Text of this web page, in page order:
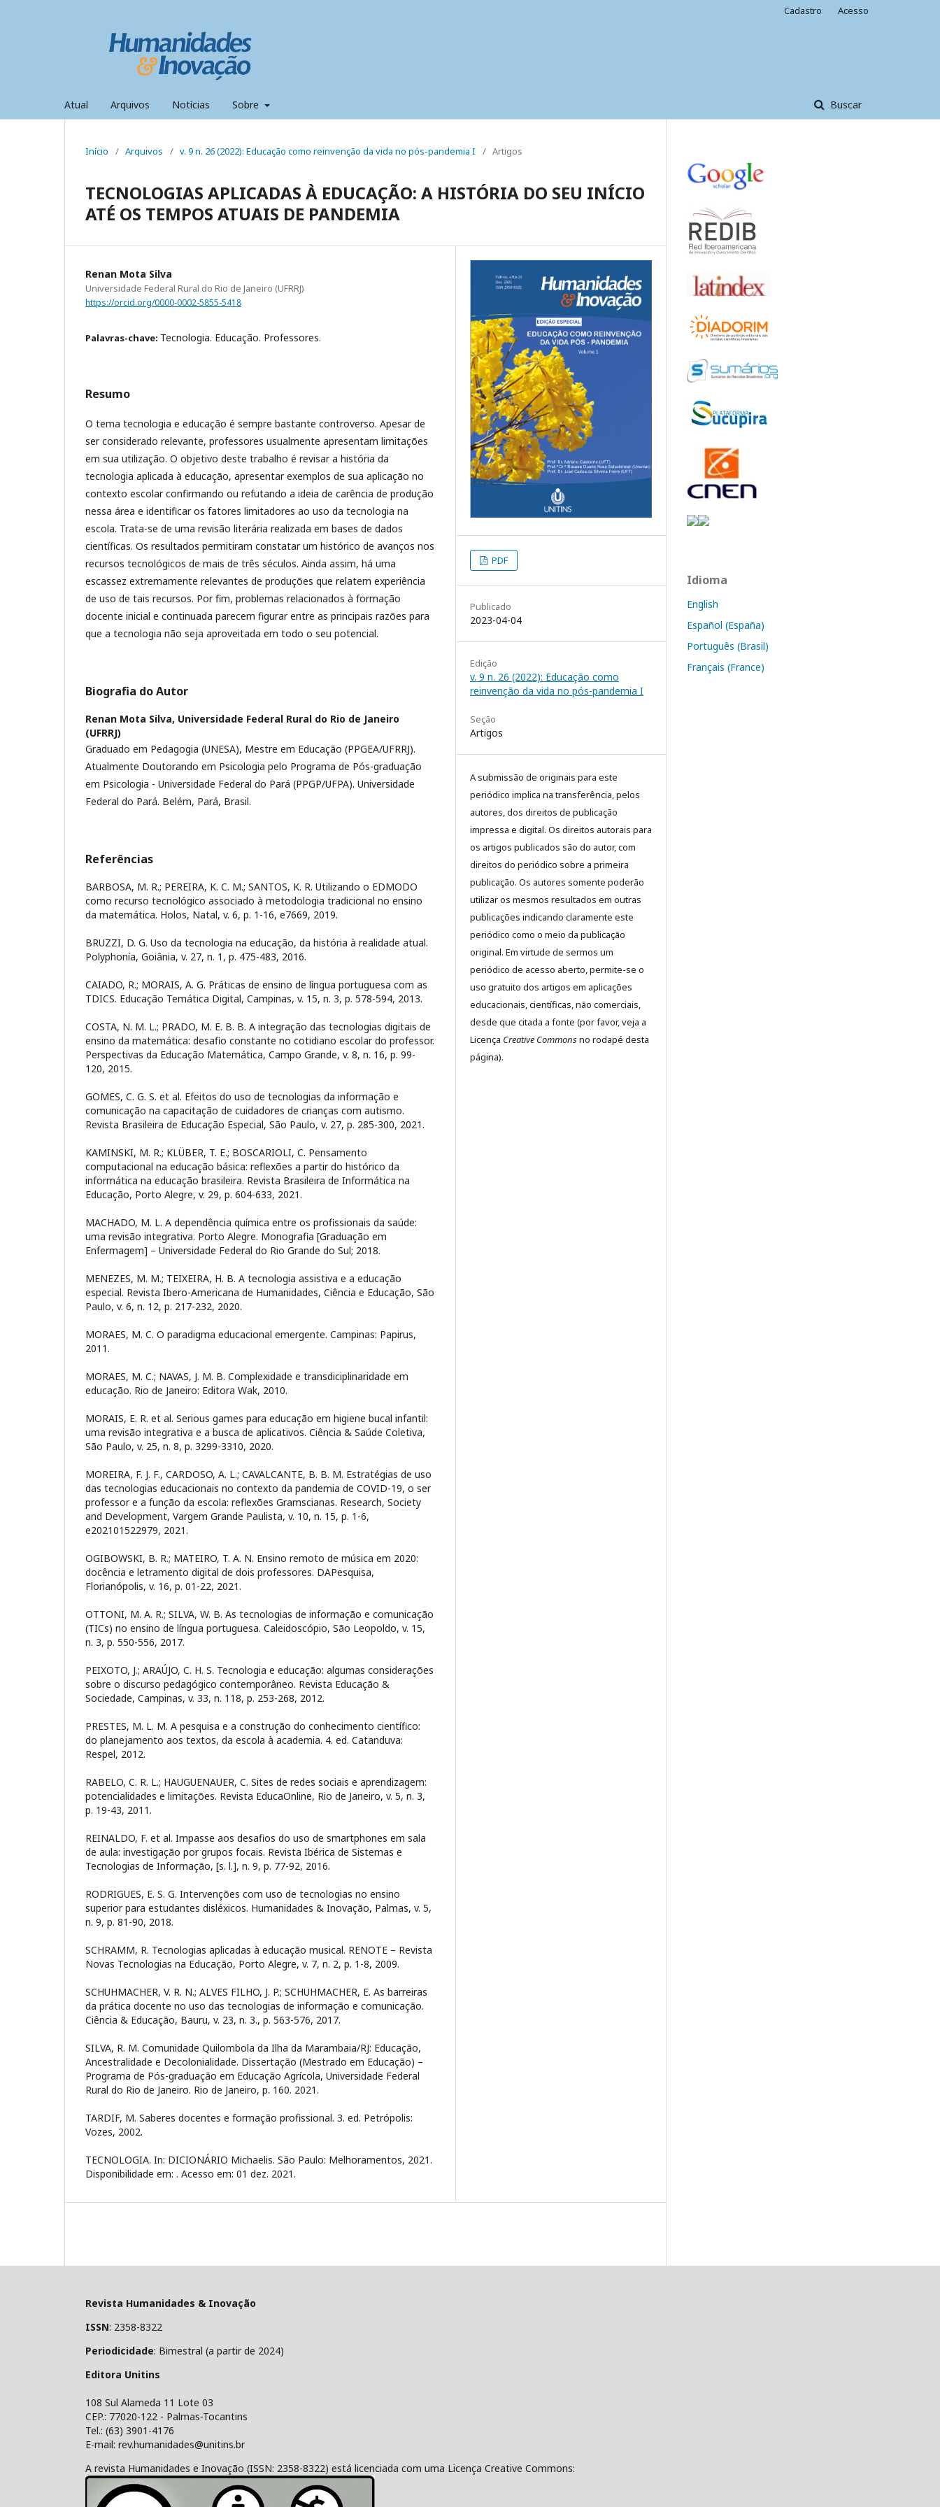
Atual Arquivos Notícias Sobre Buscar
Cadastro Acesso
Início / Arquivos / v. 9 n. 26 (2022): Educação como reinvenção da vida no pós-pandemia I / Artigos
TECNOLOGIAS APLICADAS À EDUCAÇÃO: A HISTÓRIA DO SEU INÍCIO
ATÉ OS TEMPOS ATUAIS DE PANDEMIA
Renan Mota Silva
Universidade Federal Rural do Rio de Janeiro (UFRRJ)
https://orcid.org/0000-0002-5855-5418
Palavras-chave: Tecnologia. Educação. Professores.
Resumo
O tema tecnologia e educação é sempre bastante controverso. Apesar de
ser considerado relevante, professores usualmente apresentam limitações
em sua utilização. O objetivo deste trabalho é revisar a história da
tecnologia aplicada à educação, apresentar exemplos de sua aplicação no
contexto escolar confirmando ou refutando a ideia de carência de produção
nessa área e identificar os fatores limitadores ao uso da tecnologia na
escola. Trata-se de uma revisão literária realizada em bases de dados
científicas. Os resultados permitiram constatar um histórico de avanços nos
recursos tecnológicos de mais de três séculos. Ainda assim, há uma
escassez extremamente relevantes de produções que relatem experiência
de uso de tais recursos. Por fim, problemas relacionados à formação
docente inicial e continuada parecem figurar entre as principais razões para
que a tecnologia não seja aproveitada em todo o seu potencial.
Biografia do Autor
Renan Mota Silva, Universidade Federal Rural do Rio de Janeiro
(UFRRJ)
Graduado em Pedagogia (UNESA), Mestre em Educação (PPGEA/UFRRJ).
Atualmente Doutorando em Psicologia pelo Programa de Pós-graduação
em Psicologia - Universidade Federal do Pará (PPGP/UFPA). Universidade
Federal do Pará. Belém, Pará, Brasil.
Referências
BARBOSA, M. R.; PEREIRA, K. C. M.; SANTOS, K. R. Utilizando o EDMODO
como recurso tecnológico associado à metodologia tradicional no ensino
da matemática. Holos, Natal, v. 6, p. 1-16, e7669, 2019.
BRUZZI, D. G. Uso da tecnologia na educação, da história à realidade atual.
Polyphonía, Goiânia, v. 27, n. 1, p. 475-483, 2016.
CAIADO, R.; MORAIS, A. G. Práticas de ensino de língua portuguesa com as
TDICS. Educação Temática Digital, Campinas, v. 15, n. 3, p. 578-594, 2013.
COSTA, N. M. L.; PRADO, M. E. B. B. A integração das tecnologias digitais de
ensino da matemática: desafio constante no cotidiano escolar do professor.
Perspectivas da Educação Matemática, Campo Grande, v. 8, n. 16, p. 99-
120, 2015.
GOMES, C. G. S. et al. Efeitos do uso de tecnologias da informação e
comunicação na capacitação de cuidadores de crianças com autismo.
Revista Brasileira de Educação Especial, São Paulo, v. 27, p. 285-300, 2021.
KAMINSKI, M. R.; KLÜBER, T. E.; BOSCARIOLI, C. Pensamento
computacional na educação básica: reflexões a partir do histórico da
informática na educação brasileira. Revista Brasileira de Informática na
Educação, Porto Alegre, v. 29, p. 604-633, 2021.
MACHADO, M. L. A dependência química entre os profissionais da saúde:
uma revisão integrativa. Porto Alegre. Monografia [Graduação em
Enfermagem] – Universidade Federal do Rio Grande do Sul; 2018.
MENEZES, M. M.; TEIXEIRA, H. B. A tecnologia assistiva e a educação
especial. Revista Ibero-Americana de Humanidades, Ciência e Educação, São
Paulo, v. 6, n. 12, p. 217-232, 2020.
MORAES, M. C. O paradigma educacional emergente. Campinas: Papirus,
2011.
MORAES, M. C.; NAVAS, J. M. B. Complexidade e transdiciplinaridade em
educação. Rio de Janeiro: Editora Wak, 2010.
MORAIS, E. R. et al. Serious games para educação em higiene bucal infantil:
uma revisão integrativa e a busca de aplicativos. Ciência & Saúde Coletiva,
São Paulo, v. 25, n. 8, p. 3299-3310, 2020.
MOREIRA, F. J. F., CARDOSO, A. L.; CAVALCANTE, B. B. M. Estratégias de uso
das tecnologias educacionais no contexto da pandemia de COVID-19, o ser
professor e a função da escola: reflexões Gramscianas. Research, Society
and Development, Vargem Grande Paulista, v. 10, n. 15, p. 1-6,
e202101522979, 2021.
OGIBOWSKI, B. R.; MATEIRO, T. A. N. Ensino remoto de música em 2020:
docência e letramento digital de dois professores. DAPesquisa,
Florianópolis, v. 16, p. 01-22, 2021.
OTTONI, M. A. R.; SILVA, W. B. As tecnologias de informação e comunicação
(TICs) no ensino de língua portuguesa. Caleidoscópio, São Leopoldo, v. 15,
n. 3, p. 550-556, 2017.
PEIXOTO, J.; ARAÚJO, C. H. S. Tecnologia e educação: algumas considerações
sobre o discurso pedagógico contemporâneo. Revista Educação &
Sociedade, Campinas, v. 33, n. 118, p. 253-268, 2012.
PRESTES, M. L. M. A pesquisa e a construção do conhecimento científico:
do planejamento aos textos, da escola à academia. 4. ed. Catanduva:
Respel, 2012.
RABELO, C. R. L.; HAUGUENAUER, C. Sites de redes sociais e aprendizagem:
potencialidades e limitações. Revista EducaOnline, Rio de Janeiro, v. 5, n. 3,
p. 19-43, 2011.
REINALDO, F. et al. Impasse aos desafios do uso de smartphones em sala
de aula: investigação por grupos focais. Revista Ibérica de Sistemas e
Tecnologias de Informação, [s. l.], n. 9, p. 77-92, 2016.
RODRIGUES, E. S. G. Intervenções com uso de tecnologias no ensino
superior para estudantes disléxicos. Humanidades & Inovação, Palmas, v. 5,
n. 9, p. 81-90, 2018.
SCHRAMM, R. Tecnologias aplicadas à educação musical. RENOTE – Revista
Novas Tecnologias na Educação, Porto Alegre, v. 7, n. 2, p. 1-8, 2009.
SCHUHMACHER, V. R. N.; ALVES FILHO, J. P.; SCHUHMACHER, E. As barreiras
da prática docente no uso das tecnologias de informação e comunicação.
Ciência & Educação, Bauru, v. 23, n. 3., p. 563-576, 2017.
SILVA, R. M. Comunidade Quilombola da Ilha da Marambaia/RJ: Educação,
Ancestralidade e Decolonialidade. Dissertação (Mestrado em Educação) –
Programa de Pós-graduação em Educação Agrícola, Universidade Federal
Rural do Rio de Janeiro. Rio de Janeiro, p. 160. 2021.
TARDIF, M. Saberes docentes e formação profissional. 3. ed. Petrópolis:
Vozes, 2002.
TECNOLOGIA. In: DICIONÁRIO Michaelis. São Paulo: Melhoramentos, 2021.
Disponibilidade em: . Acesso em: 01 dez. 2021.
PDF
Publicado
2023-04-04
Edição
v. 9 n. 26 (2022): Educação como
reinvenção da vida no pós-pandemia I
Seção
Artigos
A submissão de originais para este
periódico implica na transferência, pelos
autores, dos direitos de publicação
impressa e digital. Os direitos autorais para
os artigos publicados são do autor, com
direitos do periódico sobre a primeira
publicação. Os autores somente poderão
utilizar os mesmos resultados em outras
publicações indicando claramente este
periódico como o meio da publicação
original. Em virtude de sermos um
periódico de acesso aberto, permite-se o
uso gratuito dos artigos em aplicações
educacionais, científicas, não comerciais,
desde que citada a fonte (por favor, veja a
Licença Creative Commonsno rodapé desta
página).
Idioma
English
Español (España)
Português (Brasil)
Français (France)
Revista Humanidades & Inovação
ISSN: 2358-8322
Periodicidade: Bimestral (a partir de 2024)
Editora Unitins
108 Sul Alameda 11 Lote 03
CEP.: 77020-122 - Palmas-Tocantins
Tel.: (63) 3901-4176
E-mail: rev.humanidades@unitins.br
A revista Humanidades e Inovação (ISSN: 2358-8322) está licenciada com uma Licença Creative Commons: